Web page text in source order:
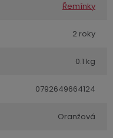
Řemínky
2 roky
0.1 kg
0792649664124
Oranžová